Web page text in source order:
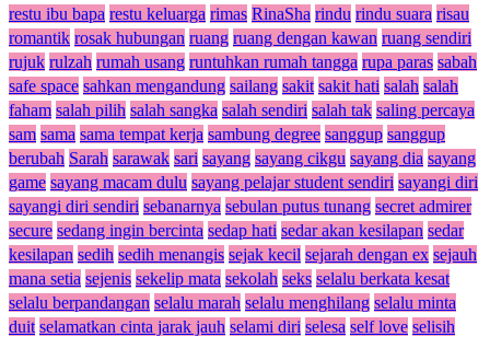
restu ibu bapa restu keluarga rimas RinaSha rindu rindu suara risau
romantik rosak hubungan ruang ruang dengan kawan ruang sendiri
rujuk rulzah rumah usang runtuhkan rumah tangga rupa paras sabah
safe space sahkan mengandung sailang sakit sakit hati salah salah
faham salah pilih salah sangka salah sendiri salah tak saling percaya
sam sama sama tempat kerja sambung degree sanggup sanggup
berubah Sarah sarawak sari sayang sayang cikgu sayang dia sayang
game sayang macam dulu sayang pelajar student sendiri sayangi diri
sayangi diri sendiri sebanarnya sebulan putus tunang secret admirer
secure sedang ingin bercinta sedap hati sedar akan kesilapan sedar
kesilapan sedih sedih menangis sejak kecil sejarah dengan ex sejauh
mana setia sejenis sekelip mata sekolah seks selalu berkata kesat
selalu berpandangan selalu marah selalu menghilang selalu minta
duit selamatkan cinta jarak jauh selami diri selesa self love selisih